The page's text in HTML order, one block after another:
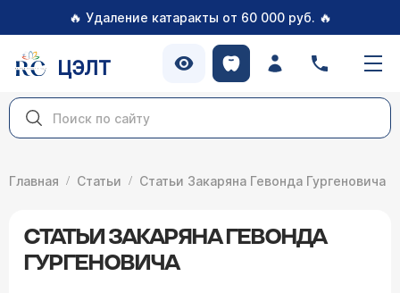
🔥 Удаление катаракты от 60 000 руб. 🔥
ЦЭЛТ
Главная Статьи Статьи Закаряна Гевонда Гургеновича
СТАТЬИ ЗАКАРЯНА ГЕВОНДА
ГУРГЕНОВИЧА